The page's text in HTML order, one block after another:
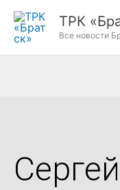
Перейти
ТРК
Все новости